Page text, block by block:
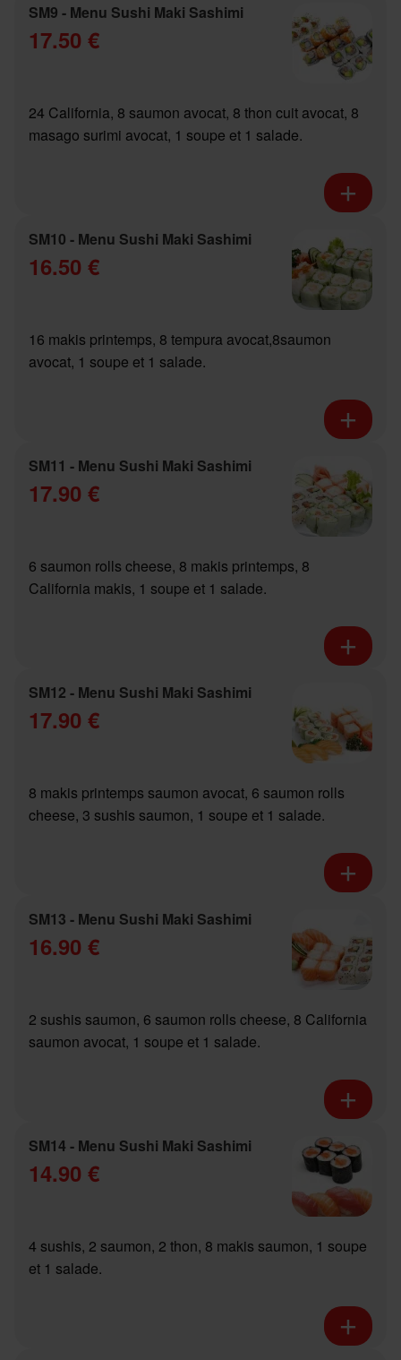
SM9 - Menu Sushi Maki Sashimi
17.50 €
24 California, 8 saumon avocat, 8 thon cuit avocat, 8
masago surimi avocat, 1 soupe et 1 salade.
SM10 - Menu Sushi Maki Sashimi
16.50 €
16 makis printemps, 8 tempura avocat,8saumon
avocat, 1 soupe et 1 salade.
SM11 - Menu Sushi Maki Sashimi
17.90 €
6 saumon rolls cheese, 8 makis printemps, 8
California makis, 1 soupe et 1 salade.
SM12 - Menu Sushi Maki Sashimi
17.90 €
8 makis printemps saumon avocat, 6 saumon rolls
cheese, 3 sushis saumon, 1 soupe et 1 salade.
SM13 - Menu Sushi Maki Sashimi
16.90 €
2 sushis saumon, 6 saumon rolls cheese, 8 California
saumon avocat, 1 soupe et 1 salade.
SM14 - Menu Sushi Maki Sashimi
14.90 €
4 sushis, 2 saumon, 2 thon, 8 makis saumon, 1 soupe
et 1 salade.